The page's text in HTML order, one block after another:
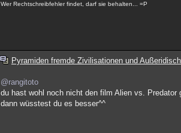
Wer Rechtschreibfehler findet, darf sie behalten... =P
Pyramiden fremde Zivilisationen und
@rangitoto
du hast wohl noch nicht den film Alien vs. Predator
dann wüsstest du es besser^^